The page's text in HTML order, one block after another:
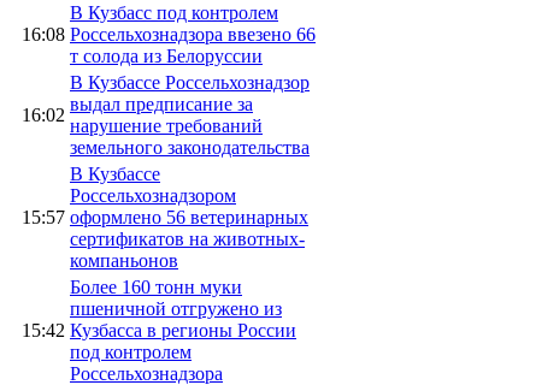
16:08
В Кузбасс под контролем
Россельхознадзора ввезено 66
т солода из Белоруссии
16:02
В Кузбассе Россельхознадзор
выдал предписание за
нарушение требований
земельного законодательства
15:57
В Кузбассе
Россельхознадзором
оформлено 56 ветеринарных
сертификатов на животных-
компаньонов
15:42
Более 160 тонн муки
пшеничной отгружено из
Кузбасса в регионы России
под контролем
Россельхознадзора